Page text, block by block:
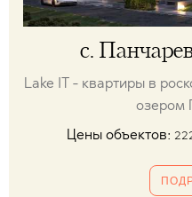
с.
Lake IT - квартиры в
озером
Цены объектов: